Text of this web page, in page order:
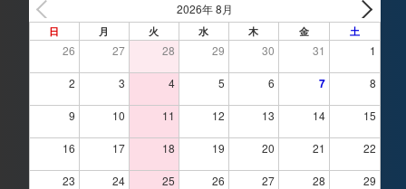
2026年 8月
日 月 火 水 木 金 土
26 27 28 29 30 31 1
2 3 4 5 6 7 8
9 10 11 12 13 14 15
16 17 18 19 20 21 22
23 24 25 26 27 28 29